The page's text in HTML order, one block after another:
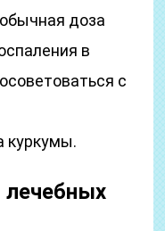
доза
в
с
куркумы.